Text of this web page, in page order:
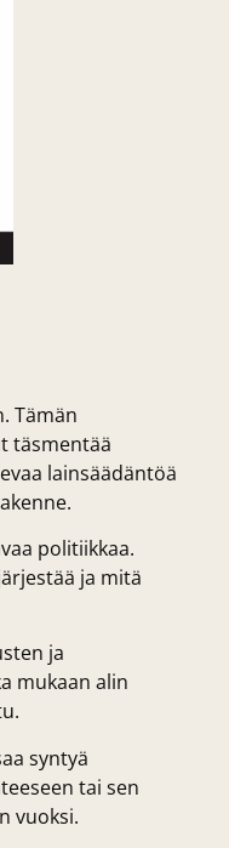
Tämän
täsmentää
lainsäädäntöä
politiikkaa.
ja mitä
ja
mukaan alin
syntyä
tai sen
vuoksi.